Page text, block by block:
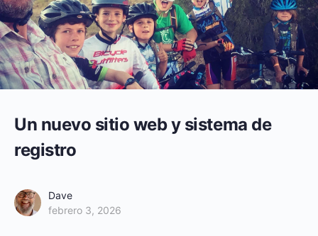
Un nuevo sitio web y sistema de
registro
Dave
febrero 3, 2026